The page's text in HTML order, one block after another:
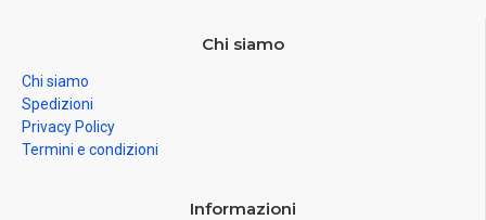
Chi siamo
Chi siamo
Spedizioni
Privacy Policy
Termini e condizioni
Informazioni